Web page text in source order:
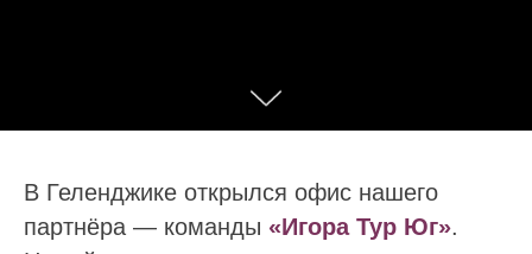
В Геленджике открылся офис нашего
партнёра — команды «Игора Тур Юг».